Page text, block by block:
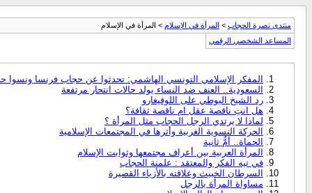
منتدى نصرة الحجاب > المرأة في الإسلام > المرأة في الإسلام
المساعد الشخصي الرقمي
المفكر الإسلامي التونسي الهاشمي: تحدثوا عن حجاب فرنسا ونسوا
السعودية.. العنف ضد النساء يولد حالات انتحار مرتفعة
رد الشيخ البوطي على اللوفيغارو
هل انتِ ناقصة عقل ام ناقصة ثقافة؟
لماذا لا يرتدي الرجل الحجاب مثل المرأة ؟
الحركة النسوية الغربية وأثرها في المجتمعات الإسلامية
الحماة.. أمٌّ ثانية
المرأة العربية بين أعراف مجتمعها وثوابت الإسلام
في تيه الفكر والمعتقد : علمنة الحجاب
السرطان الخبيث وعلاقته بالأزياء القصيرة
مساواة المرأة بالرجل